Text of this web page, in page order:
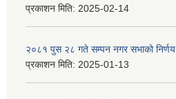
प्रकाशन मिति: 2025-02-14
२०८१ पुस २८ गते सम्प‍न नगर सभाको निर्णय
प्रकाशन मिति: 2025-01-13